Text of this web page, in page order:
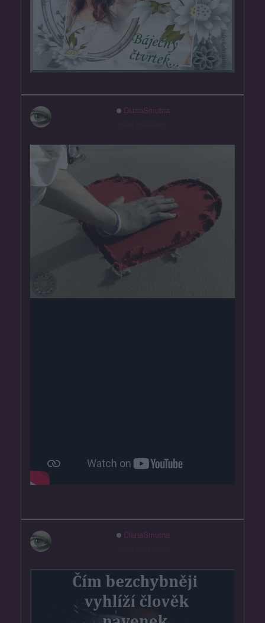
DianaSmutna
DianaSmutna